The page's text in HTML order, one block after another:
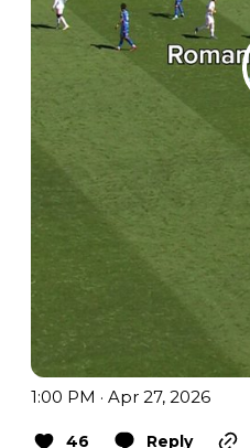
1:00 PM · Apr 27, 2026
46 Reply